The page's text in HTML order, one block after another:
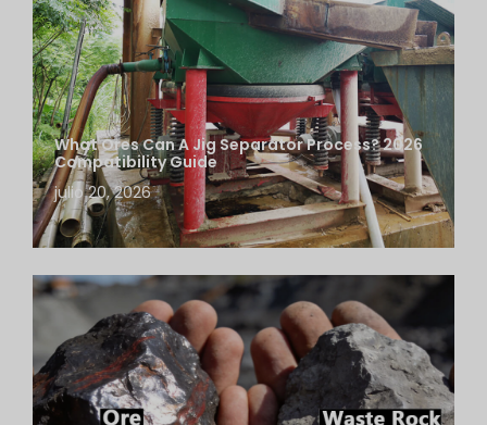
What Ores Can A Jig Separator Process? 2026
Compatibility Guide
julio 20, 2026